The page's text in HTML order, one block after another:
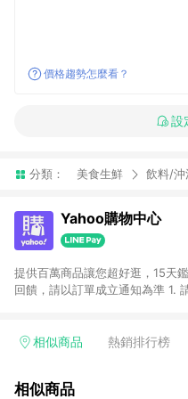
價格趨勢怎麼看？
設
分類： 美食生鮮 飲料/沖
Yahoo購物中心
提供百萬商品讓您超好逛，15天
回饋，請以訂單成立通知為準 1. 請注意以下品類商品均無回饋：
電玩/遊戲/相機/單眼/鏡頭/拍立
的購回饋活動享Yahoo超贈點回
相似商品 熱銷排行榜
相似商品